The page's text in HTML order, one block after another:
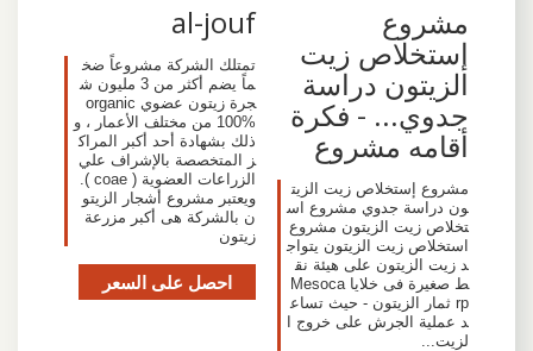
‫مشروع
إستخلاص زيت
الزيتون دراسة
جدوي... - فكرة
أقامه مشروع
مشروع إستخلاص زيت الزيت
ون دراسة جدوي مشروع اس
تخلاص زيت الزيتون مشروع
استخلاص زيت الزيتون يتواج
د زيت الزيتون على هيئة نق
ط صغيرة فى خلايا Mesoca
rp ثمار الزيتون - حيث تساع
د عملية الجرش على خروج ا
لزيت...
al-jouf
تمتلك الشركة مشروعاً ضخ
ماً يضم أكثر من 3 مليون ش
جرة زيتون عضوي organic
100% من مختلف الأعمار ، و
ذلك بشهادة أحد أكبر المراك
ز المتخصصة بالإشراف علي
الزراعات العضوية ( coae ).
ويعتبر مشروع أشجار الزيتو
ن بالشركة هى أكبر مزرعة
زيتون
احصل على السعر